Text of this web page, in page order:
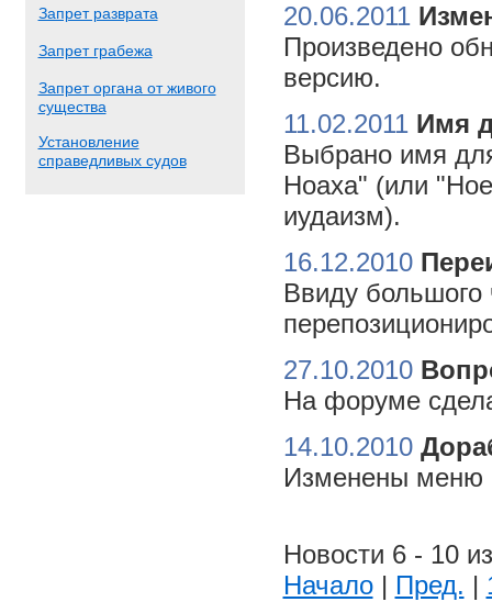
Запрет разврата
Запрет грабежа
Запрет органа от живого
существа
Установление
справедливых судов
20.06.2011
Произведено
версию.
11.02.2011 Имя
Выбрано имя
Ноаха" (или
иудаизм).
16.12.2010
Ввиду большого
27.10.2010
На форуме
14.10.2010
Изменены меню
Новости 6 - 10
Начало| Пред. |